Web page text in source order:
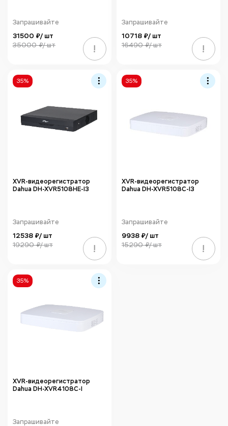
Запрашивайте
31500 ₽/ шт
35000 ₽/ шт !
Запрашивайте
10718 ₽/ шт
16490 ₽/ шт !
35%
XVR-видеорегистратор
Dahua DH-XVR5108HE-I3
Запрашивайте
12538 ₽/ шт
19290 ₽/ шт !
35%
XVR-видеорегистратор
Dahua DH-XVR5108C-I3
Запрашивайте
9938 ₽/ шт
15290 ₽/ шт !
35%
XVR-видеорегистратор
Dahua DH-XVR4108C-I
Запрашивайте